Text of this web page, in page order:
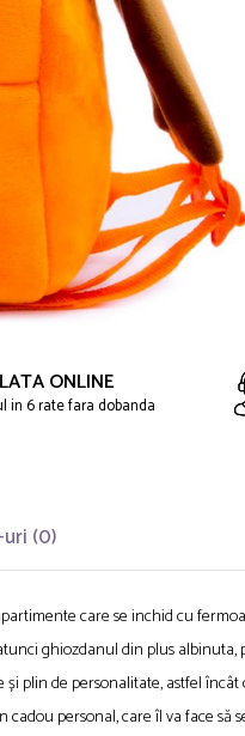
ONLINE
in 6 rate fara dobanda
(0)
care se inchid cu
ghiozdanul din plus
plin de personalitate, astfel
personal, care îl va face să